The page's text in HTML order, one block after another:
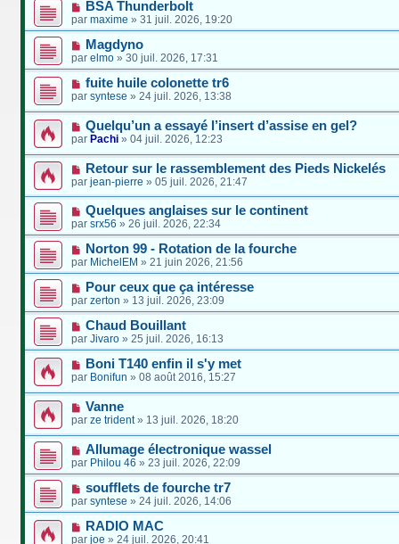
BSA Thunderbolt
par maxime » 31 juil. 2026, 19:20
Magdyno
par elmo » 30 juil. 2026, 17:31
fuite huile colonette tr6
par syntese » 24 juil. 2026, 13:38
Quelqu’un a essayé l’insert d’assise en gel?
par Pachi » 04 juil. 2026, 12:23
Retour sur le rassemblement des Pieds Nickelés
par jean-pierre » 05 juil. 2026, 21:47
Quelques anglaises sur le continent
par srx56 » 26 juil. 2026, 22:34
Norton 99 - Rotation de la fourche
par MichelEM » 21 juin 2026, 21:56
Pour ceux que ça intéresse
par zerton » 13 juil. 2026, 23:09
Chaud Bouillant
par Jivaro » 25 juil. 2026, 16:13
Boni T140 enfin il s'y met
par Bonifun » 08 août 2016, 15:27
Vanne
par ze trident» 13 juil. 2026, 18:20
Allumage électronique wassel
par Philou 46 » 23 juil. 2026, 22:09
soufflets de fourche tr7
par syntese » 24 juil. 2026, 14:06
RADIO MAC
par joe » 24 juil. 2026, 20:41